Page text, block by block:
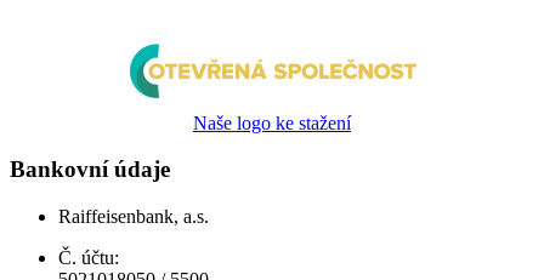
Naše logo ke stažení
Bankovní údaje
Raiffeisenbank, a.s.
Č. účtu: